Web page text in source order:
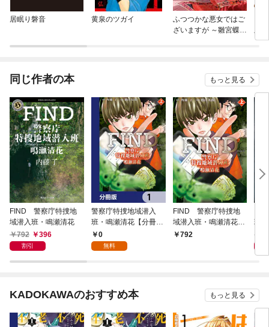
居眠り磐音 黄泉のツガイ
ふつつかな悪女ではご
ざいますが ～雛宮蝶鼠
版
同じ作者の本 もっと見る
FIND 警察庁特捜地
域潜入班・鳴瀬清花
792
396
割引
警察庁特捜地域潜入
班・鳴瀬清花【分冊
版】 1
0
無料
FIND 警察庁特捜地
域潜入班・鳴瀬清花
上792
班
KADOKAWAのおすすめ本 もっと見る